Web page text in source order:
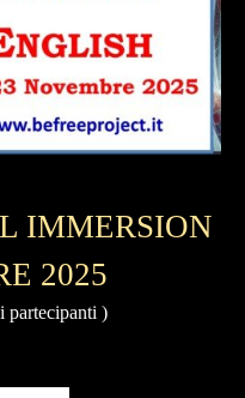
IMMERSION
2025
partecipanti )